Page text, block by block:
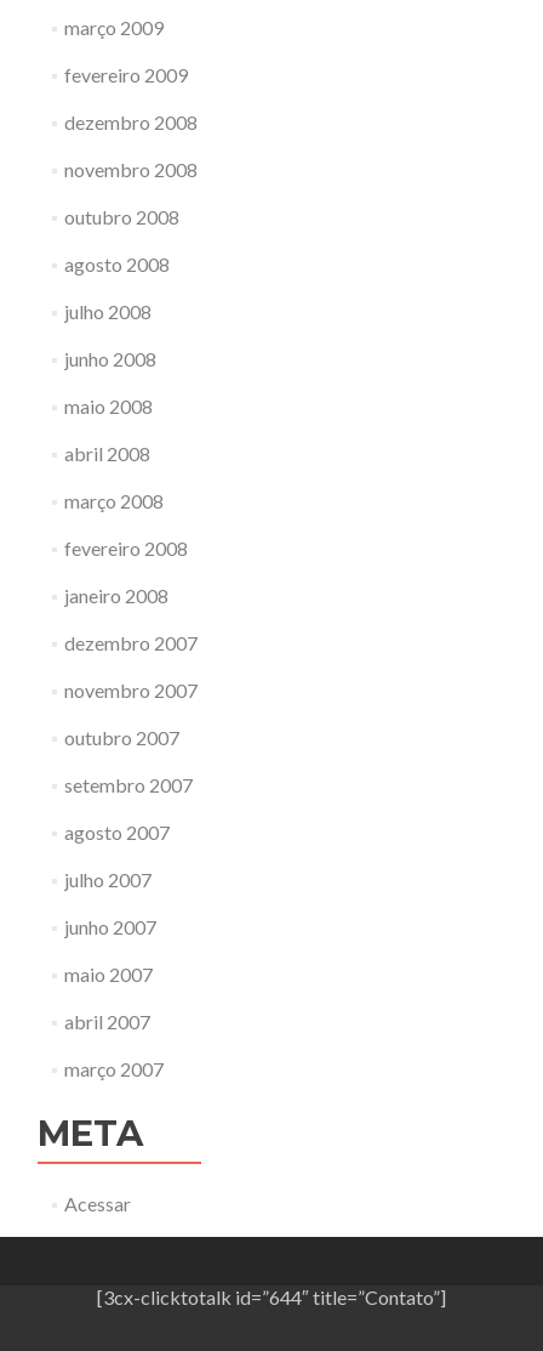
março 2009
fevereiro 2009
dezembro 2008
novembro 2008
outubro 2008
agosto 2008
julho 2008
junho 2008
maio 2008
abril 2008
março 2008
fevereiro 2008
janeiro 2008
dezembro 2007
novembro 2007
outubro 2007
setembro 2007
agosto 2007
julho 2007
junho 2007
maio 2007
abril 2007
março 2007
META
Acessar
[3cx-clicktotalk id=”644″ title=”Contato”]